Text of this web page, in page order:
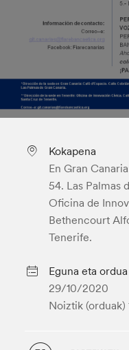
Kokapena
En Gran
54. Las Palmas
Oficina de
Bethencourt
Tenerife.
Eguna eta ordua
29/10/2020
Noiztik (orduak)